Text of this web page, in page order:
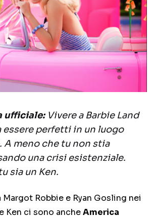
ufficiale:Vivere a Barbie Land
perfetti in un luogo
A meno che tu non stia
una crisi esistenziale.
sia un Ken.
Robbie e Ryan Gosling nei
Ken ci sono ancheAmerica